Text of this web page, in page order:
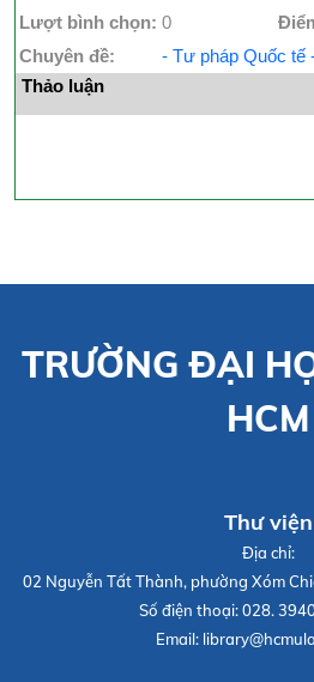
Lượt bình chọn: 0
Chuyên đề:
- Tư pháp Quốc tế
Thảo luận
TRƯỜNG ĐẠI
HCM
Thư viện
Địa chỉ:
02 Nguyễn Tất Thành, phường Xóm
Số điện thoại:028.
Email: